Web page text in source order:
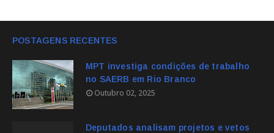
POSTAGENS RECENTES
MPT investiga condições de trabalho
no SAERB em Rio Branco
Outubro 02, 2025
Deputados analisam projetos e vetos